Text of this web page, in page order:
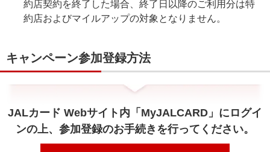
約店契約を終了した場合、終了日以降のご利用分は特
約店およびマイルアップの対象となりません。
キャンペーン参加登録方法
JALカード Webサイト内「MyJALCARD」にログイ
ンの上、参加登録のお手続きを行ってください。